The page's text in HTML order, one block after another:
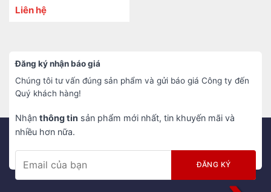
Liên hệ
Đăng ký nhận báo giá
Chúng tôi tư vấn đúng sản phẩm và gửi báo giá Công ty đến
Quý khách hàng!
Nhận thông tin sản phẩm mới nhất, tin khuyến mãi và
nhiều hơn nữa.